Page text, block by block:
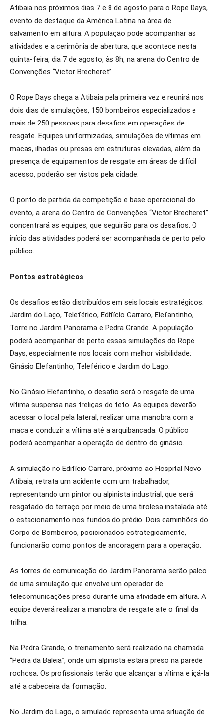
Atibaia nos próximos dias 7 e 8 de agosto para o Rope Days,
evento de destaque da América Latina na área de
salvamento em altura. A população pode acompanhar as
atividades e a cerimônia de abertura, que acontece nesta
quinta-feira, dia 7 de agosto, às 8h, na arena do Centro de
Convenções “Victor Brecheret”.
O Rope Days chega a Atibaia pela primeira vez e reunirá nos
dois dias de simulações, 150 bombeiros especializados e
mais de 250 pessoas para desafios em operações de
resgate. Equipes uniformizadas, simulações de vítimas em
macas, ilhadas ou presas em estruturas elevadas, além da
presença de equipamentos de resgate em áreas de difícil
acesso, poderão ser vistos pela cidade.
O ponto de partida da competição e base operacional do
evento, a arena do Centro de Convenções “Victor Brecheret”
concentrará as equipes, que seguirão para os desafios. O
início das atividades poderá ser acompanhada de perto pelo
público.
Pontos estratégicos
Os desafios estão distribuídos em seis locais estratégicos:
Jardim do Lago, Teleférico, Edifício Carraro, Elefantinho,
Torre no Jardim Panorama e Pedra Grande. A população
poderá acompanhar de perto essas simulações do Rope
Days, especialmente nos locais com melhor visibilidade:
Ginásio Elefantinho, Teleférico e Jardim do Lago.
No Ginásio Elefantinho, o desafio será o resgate de uma
vítima suspensa nas treliças do teto. As equipes deverão
acessar o local pela lateral, realizar uma manobra com a
maca e conduzir a vítima até a arquibancada. O público
poderá acompanhar a operação de dentro do ginásio.
A simulação no Edifício Carraro, próximo ao Hospital Novo
Atibaia, retrata um acidente com um trabalhador,
representando um pintor ou alpinista industrial, que será
resgatado do terraço por meio de uma tirolesa instalada até
o estacionamento nos fundos do prédio. Dois caminhões do
Corpo de Bombeiros, posicionados estrategicamente,
funcionarão como pontos de ancoragem para a operação.
As torres de comunicação do Jardim Panorama serão palco
de uma simulação que envolve um operador de
telecomunicações preso durante uma atividade em altura. A
equipe deverá realizar a manobra de resgate até o final da
trilha.
Na Pedra Grande, o treinamento será realizado na chamada
“Pedra da Baleia”, onde um alpinista estará preso na parede
rochosa. Os profissionais terão que alcançar a vítima e içá-la
até a cabeceira da formação.
No Jardim do Lago, o simulado representa uma situação de